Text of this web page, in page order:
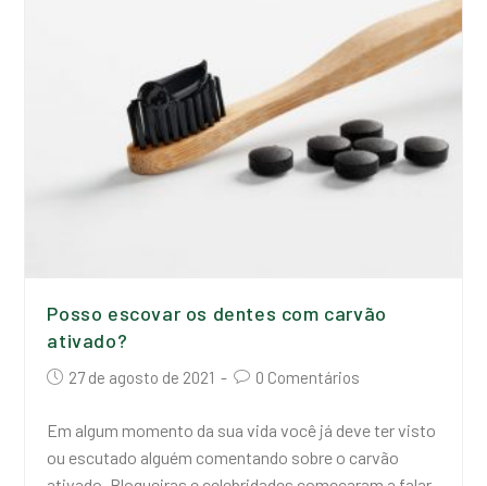
Posso escovar os dentes com carvão
ativado?
27 de agosto de 2021 0 Comentários
Em algum momento da sua vida você já deve ter visto
ou escutado alguém comentando sobre o carvão